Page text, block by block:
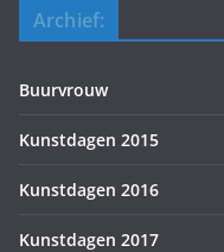
Archief:
Buurvrouw
Kunstdagen 2015
Kunstdagen 2016
Kunstdagen 2017